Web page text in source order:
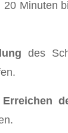
20 Minuten
des